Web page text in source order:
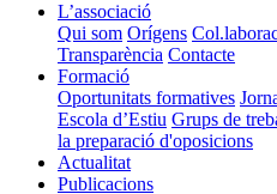
L’associació
Qui som Orígens
Transparència Contacte
Formació
Oportunitats formatives
Escola d’Estiu Grups de
la preparació d'oposicions
Actualitat
Publicacions